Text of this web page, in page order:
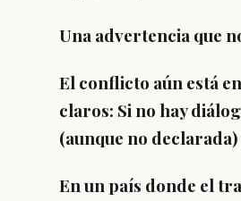
Una advertencia que
El conflicto aún está
claros: Si no hay
(aunque no
En un país donde el